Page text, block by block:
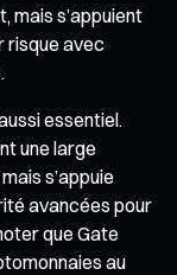
mais s’appuient
risque avec
essentiel.
une large
s’appuie
avancées pour
que Gate
au